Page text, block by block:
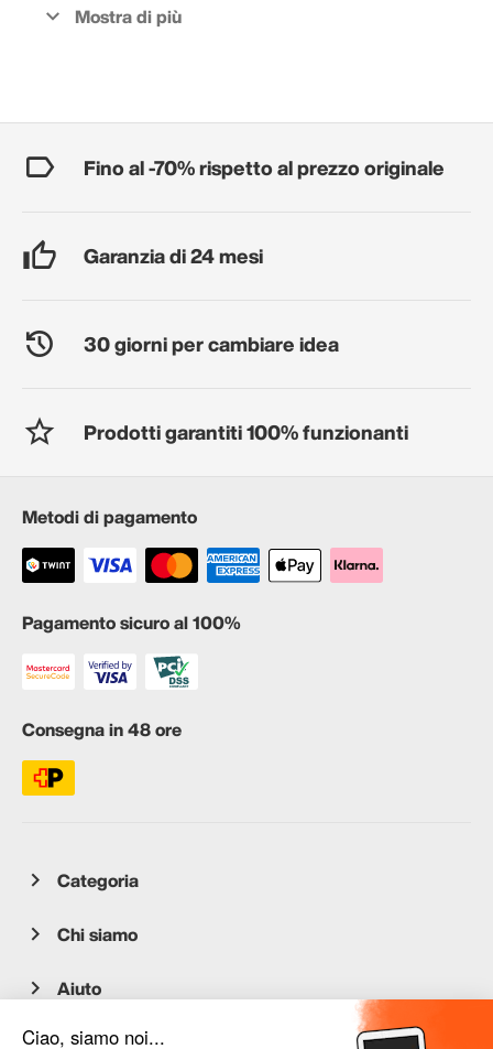
Fino al -70% rispetto al prezzo originale
Garanzia di 24 mesi
30 giorni per cambiare idea
Prodotti garantiti 100% funzionanti
Metodi di pagamento
Pagamento sicuro al 100%
Consegna in 48 ore
Categoria
Chi siamo
Aiuto
Servizio clienti